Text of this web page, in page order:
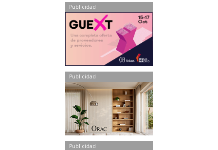
Publicidad
Publicidad
Publicidad